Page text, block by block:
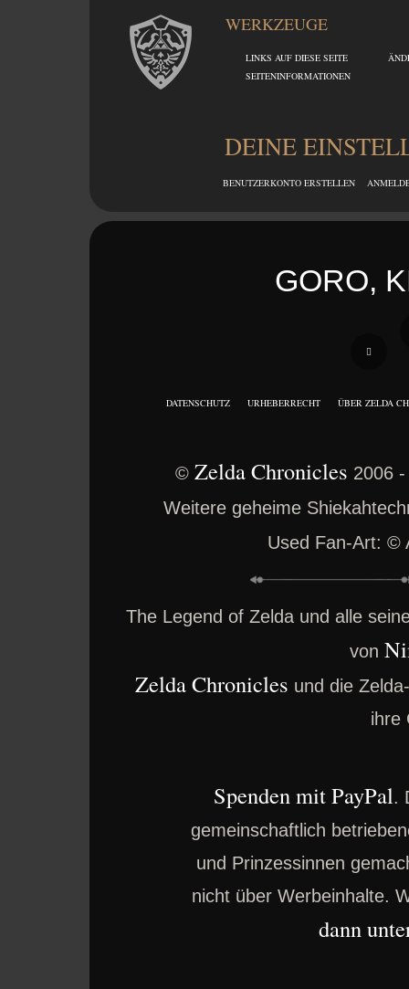
WERKZEUGE
LINKS AUF DIESE SEITE
SEITEN­INFORMATIONEN
DEINE
BENUTZERKONTO ERSTELLEN
GORO,
DATENSCHUTZ URHEBERRECHT ÜBER ZELDA
© Zelda Chronicles 2006
Weitere geheime
Used Fan-Art: ©
The Legend of Zelda und alle
von
Zelda Chronicles und die
ihre
Spenden mit PayPal.
gemeinschaftlich
und Prinzessinnen
nicht über Werbeinhalte.
dann